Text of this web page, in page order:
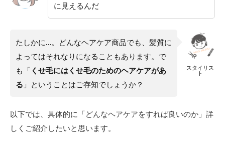
に見えるんだ
スタイリス
ト
たしかに…。どんなヘアケア商品でも、髪質に
よってはそれなりになることもあります。で
も「 くせ毛にはくせ毛のためのヘアケアがあ
る 」ということはご存知でしょうか？
以下では、具体的に「どんなヘアケアをすれば良いのか」詳
しくご紹介したいと思います。